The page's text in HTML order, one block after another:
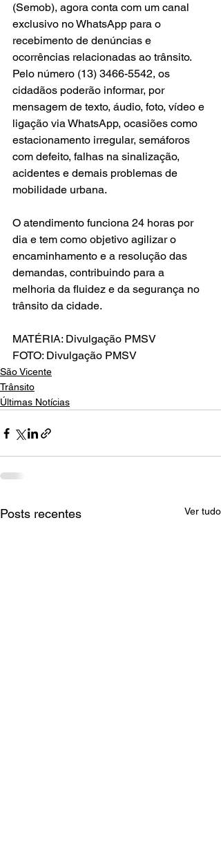
(Semob), agora conta com um canal
exclusivo no WhatsApp para o
recebimento de denúncias e
ocorrências relacionadas ao trânsito.
Pelo número (13) 3466-5542, os
cidadãos poderão informar, por
mensagem de texto, áudio, foto, vídeo e
ligação via WhatsApp, ocasiões como
estacionamento irregular, semáforos
com defeito, falhas na sinalização,
acidentes e demais problemas de
mobilidade urbana.
O atendimento funciona 24 horas por
dia e tem como objetivo agilizar o
encaminhamento e a resolução das
demandas, contribuindo para a
melhoria da fluidez e da segurança no
trânsito da cidade.
MATÉRIA: Divulgação PMSV
FOTO: Divulgação PMSV
São Vicente
Trânsito
Últimas Notícias
Posts recentes Ver tudo